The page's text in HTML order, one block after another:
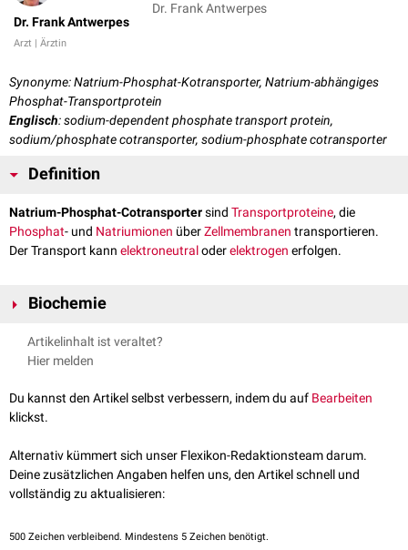
Dr. Frank Antwerpes
Arzt | Ärztin
Dr. Frank Antwerpes
Synonyme: Natrium-Phosphat-Kotransporter, Natrium-abhängiges
Phosphat-Transportprotein
Englisch: sodium-dependent phosphate transport protein,
sodium/phosphate cotransporter, sodium-phosphate cotransporter
Definition
Natrium-Phosphat-Cotransportersind Transportproteine, die
Phosphat- und Natriumionen überZellmembranen transportieren.
Der Transport kann elektroneutraloderelektrogen erfolgen.
Biochemie
Die Natrium-Phosphat-Cotransporter gehören zur
transportieren
–
verschiedene Typen:
Typ 1
SLC17A1(NPT1)
SLC17A2(NPT3)
SLC17A3 (NPT4)
Typ 2
Artikelinhalt ist veraltet?
Hier melden
Du kannst den Artikel selbst verbessern, indem du auf Bearbeiten
klickst.
Alternativ kümmert sich unser Flexikon-Redaktionsteam darum.
Deine zusätzlichen Angaben helfen uns, den Artikel schnell und
vollständig zu aktualisieren:
500 Zeichen verbleibend. Mindestens 5 Zeichen benötigt.